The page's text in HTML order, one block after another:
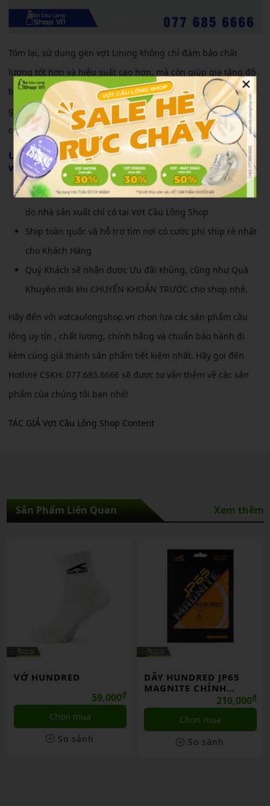
Tóm lại, sử dụng gen vợt Lining không chỉ đảm bảo chất
lượng tốt hơn và hiệu suất cao hơn, mà còn giúp gia tăng độ
bền và sự ổn định của vợt trong quá trình sử dụng. Việc thay
gen đều đặn cũng là một biện pháp cần thiết để duy trì cân
căng và tăng cường hiệu quả chơi cầu lông.
Ưu đãi khi muaGen vợt cầu lông Lining trònqua
website
Được Bảo Hành 1 đổi 1 siêu nhanh, cực uy tín đối với lỗi
do nhà sản xuất chỉ có tại Vợt Cầu Lông Shop
Ship toàn quốc và hỗ trợ tìm nơi có cước phí ship rẻ nhất
cho Khách Hàng
Quý Khách sẽ nhận được Ưu đãi khủng, cũng như Quà
Khuyến mãi khi CHUYỂN KHOẢN TRƯỚC cho shop nhé.
Hãy đến với votcaulongshop.vn chọn lựa các sản phẩm cầu
lông uy tín , chất lượng, chính hãng và chuẩn bảo hành đi
kèm cùng giá thành sản phẩm tiết kiệm nhất. Hãy gọi đến
Hotline CSKH: 077.685.6666 sẽ được tư vấn thêm về các sản
phẩm của chúng tôi bạn nhé!
TÁC GIẢ Vợt Cầu Lông Shop Content
Sản Phẩm Liên Quan Xem thêm
VỚ HUNDRED
59,000₫
Chọn mua
So sánh
DÂY HUNDRED JP65
MAGNITE CHÍNH
210,000₫
Chọn mua
So sánh
×